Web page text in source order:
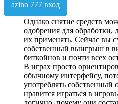
azino 777 вход
Однако снятие средств
одобрения для обработки,
их применять. Сейчас вы
собственный выигрыш в
биткойнов и почти всех
В играх просто
обычному интерфейсу,
употреблять собственный
нравится играться в